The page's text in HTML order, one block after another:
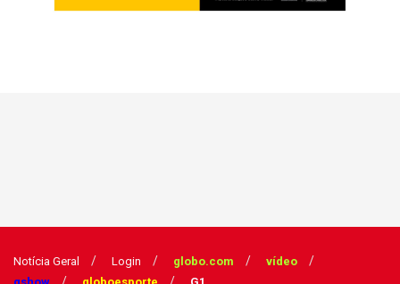
Notícia Geral Login globo.com
vídeo